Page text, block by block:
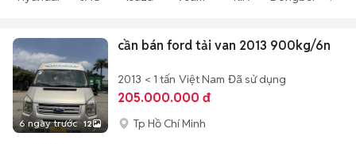
6 ngày trước 12
cần bán ford tải van 2013 900kg/6n
2013 < 1 tấn Việt Nam Đã sử dụng
205.000.000 đ
Tp Hồ Chí Minh